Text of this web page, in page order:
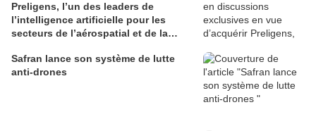
Preligens, l’un des leaders de
l’intelligence artificielle pour les
secteurs de l’aérospatial et de la
Safran lance son système de lutte
anti-drones